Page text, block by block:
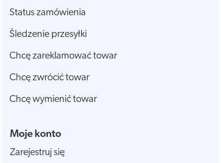
Status zamówienia
Śledzenie przesyłki
Chcę zareklamować towar
Chcę zwrócić towar
Chcę wymienić towar
Moje konto
Zarejestruj się